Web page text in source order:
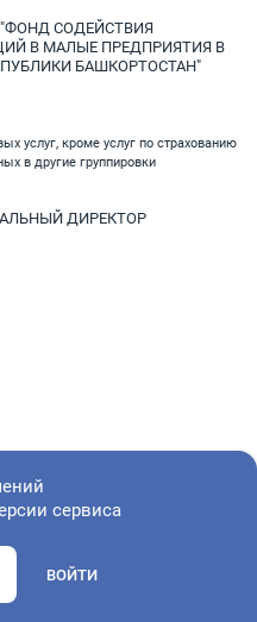
СОДЕЙСТВИЯ
В МАЛЫЕ ПРЕДПРИЯТИЯ В
БАШКОРТОСТАН"
услуг, кроме услуг по страхованию
в другие группировки
ДИРЕКТОР
сервиса
ВОЙТИ